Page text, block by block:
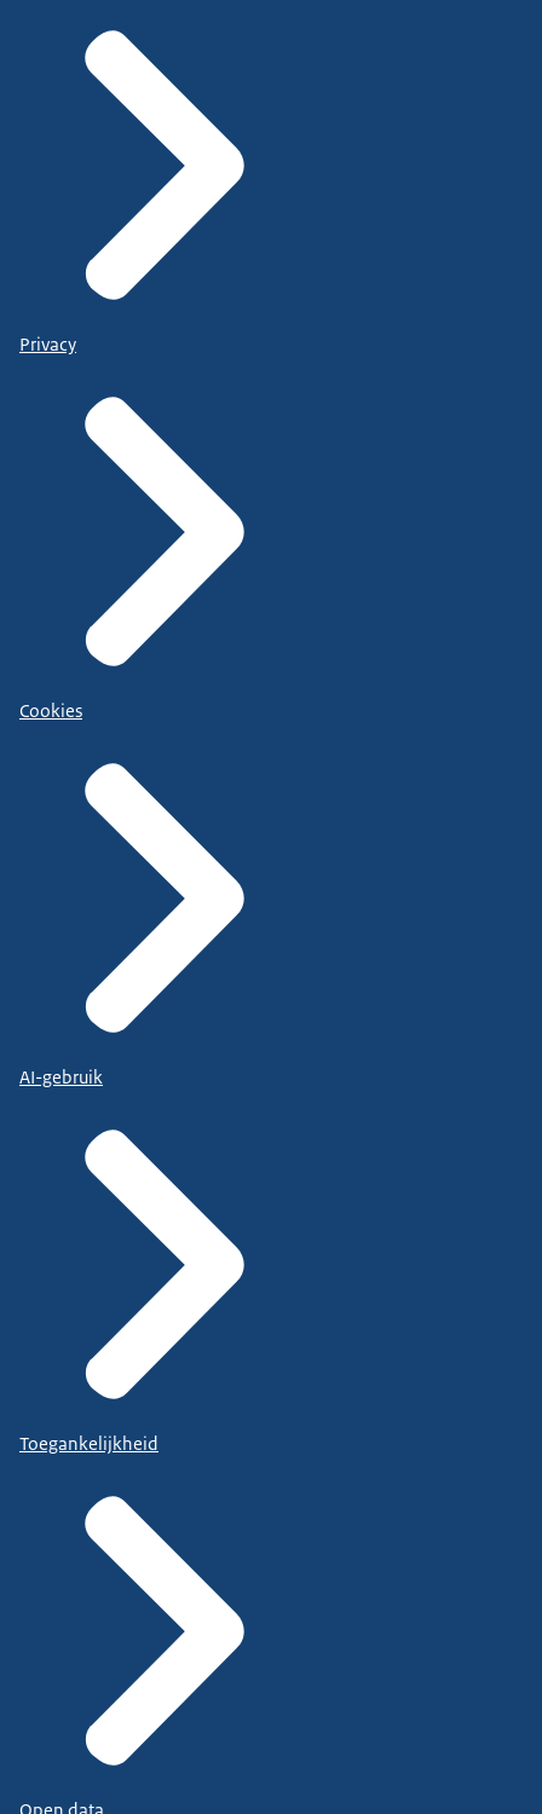
Privacy
Cookies
AI-gebruik
Toegankelijkheid